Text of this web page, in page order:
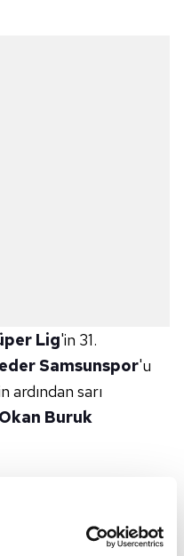
Lig'in 31.
Samsunspor'u
sarı
Okan Buruk
deplasman galibiyeti.
güvenli oynadık.
bölgede daha